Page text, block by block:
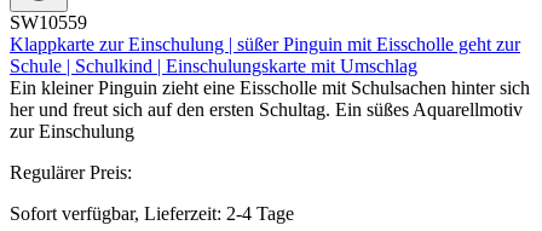
SW10559
Klappkarte zur Einschulung | süßer Pinguin mit Eisscholle geht zur
Schule | Schulkind | Einschulungskarte mit Umschlag
Ein kleiner Pinguin zieht eine Eisscholle mit Schulsachen hinter sich
her und freut sich auf den ersten Schultag. Ein süßes Aquarellmotiv
zur Einschulung
Regulärer Preis:
Sofort verfügbar, Lieferzeit: 2-4 Tage